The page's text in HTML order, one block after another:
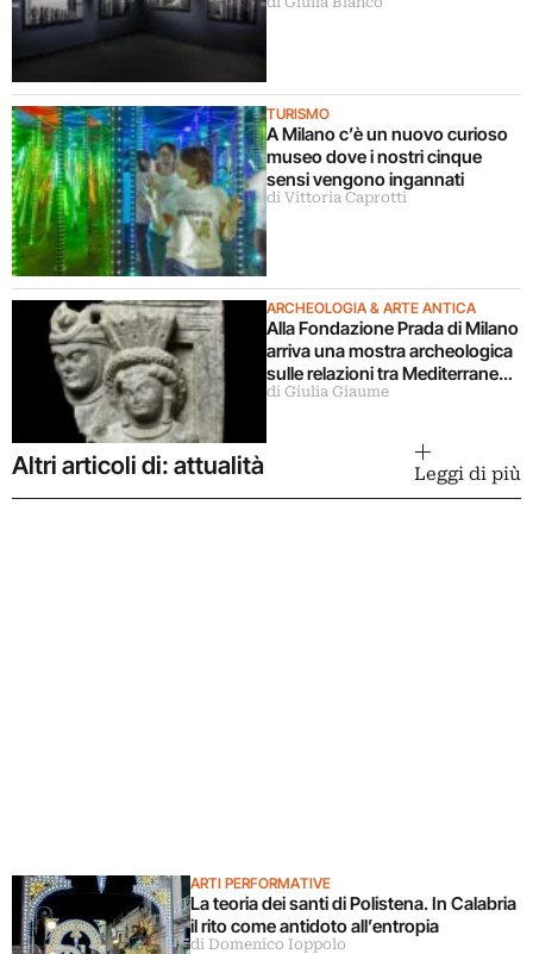
Milano
TURISMO
A Milano c’è un nuovo curioso
museo dove i nostri cinque
sensi vengono ingannati
di Vittoria Caprotti
ARCHEOLOGIA & ARTE ANTICA
Alla Fondazione Prada di Milano
arriva una mostra archeologica
sulle relazioni tra Mediterraneo
e Asia
di Giulia Giaume
Altri articoli di: attualità Leggi di più
ARTI PERFORMATIVE
La teoria dei santi di Polistena. In Calabria
il rito come antidoto all’entropia
di Domenico Ioppolo